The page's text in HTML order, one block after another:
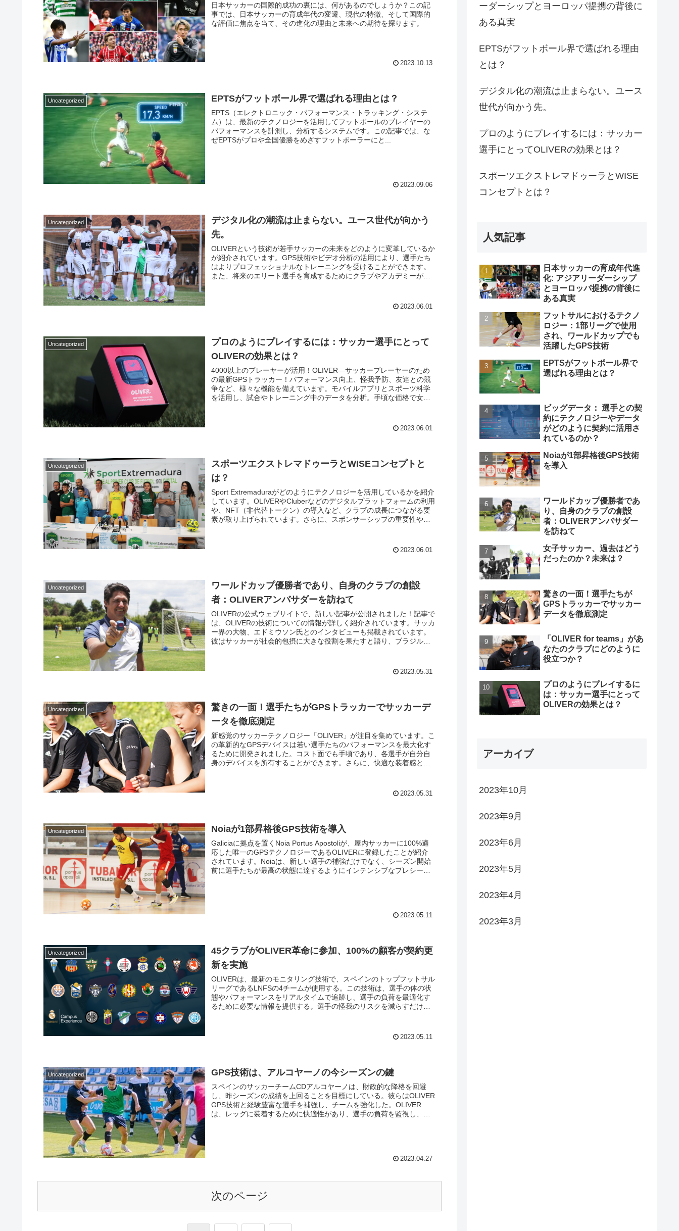
日本サッカーの国際的成功の裏には、何があるのでしょうか？この記
事では、日本サッカーの育成年代の変遷、現代の特徴、そして国際的
な評価に焦点を当て、その進化の理由と未来への期待を探ります。
2023.10.13
Uncategorized EPTSがフットボール界で選ばれる理由とは？
EPTS（エレクトロニック・パフォーマンス・トラッキング・システ
ム）は、最新のテクノロジーを活用してフットボールのプレイヤーの
パフォーマンスを計測し、分析するシステムです。この記事では、な
ぜEPTSがプロや全国優勝をめざすフットボーラーにと...
2023.09.06
Uncategorized
デジタル化の潮流は止まらない。ユース世代が向かう
先。
OLIVERという技術が若手サッカーの未来をどのように変革しているか
が紹介されています。GPS技術やビデオ分析の活用により、選手たち
はよりプロフェッショナルなトレーニングを受けることができます。
また、将来のエリート選手を育成するためにクラブやアカデミーが技
2023.06.01
Uncategorized
プロのようにプレイするには：サッカー選手にとって
OLIVERの効果とは？
4000以上のプレーヤーが活用！OLIVER―サッカープレーヤーのため
の最新GPSトラッカー！パフォーマンス向上、怪我予防、友達との競
争など、様々な機能を備えています。モバイルアプリとスポーツ科学
を活用し、試合やトレーニング中のデータを分析。手頃な価格で女
2023.06.01
Uncategorized
スポーツエクストレマドゥーラとWISEコンセプトと
は？
Sport Extremaduraがどのようにテクノロジーを活用しているかを紹介
しています。OLIVERやCluberなどのデジタルプラットフォームの利用
や、NFT（非代替トークン）の導入など、クラブの成長につながる要
素が取り上げられています。さらに、スポンサーシップの重要性やク
2023.06.01
Uncategorized
ワールドカップ優勝者であり、自身のクラブの創設
者：OLIVERアンバサダーを訪ねて
OLIVERの公式ウェブサイトで、新しい記事が公開されました！記事で
は、OLIVERの技術についての情報が詳しく紹介されています。サッカ
ー界の大物、エドミウソン氏とのインタビューも掲載されています。
彼はサッカーが社会的包摂に大きな役割を果たすと語り、ブラジル代
2023.05.31
Uncategorized
驚きの一面！選手たちがGPSトラッカーでサッカーデ
ータを徹底測定
新感覚のサッカーテクノロジー「OLIVER」が注目を集めています。こ
の革新的なGPSデバイスは若い選手たちのパフォーマンスを最大化す
るために開発されました。コスト面でも手頃であり、各選手が自分自
身のデバイスを所有することができます。さらに、快適な装着感と使
キャンパスエクスペリエンスファンダシオン・レアル・マドリードと
2023.05.31
Uncategorized Noiaが1部昇格後GPS技術を導入
Galiciaに拠点を置くNoia Portus Apostoliが、屋内サッカーに100%適
応した唯一のGPSテクノロジーであるOLIVERに登録したことが紹介
されています。Noiaは、新しい選手の補強だけでなく、シーズン開始
前に選手たちが最高の状態に達するようにインテンシブなプレシーズ
予防に役立ちます。さらに、トレーナーとコーチにとって非常に有用
2023.05.11
Uncategorized
45クラブがOLIVER革命に参加、100%の顧客が契約更
新を実施
OLIVERは、最新のモニタリング技術で、スペインのトップフットサル
リーグであるLNFSの4チームが使用する。この技術は、選手の体の状
態やパフォーマンスをリアルタイムで追跡し、選手の負荷を最適化す
るために必要な情報を提供する。選手の怪我のリスクを減らすだけで
用されており、スポーツ界で必要不可欠な技術となっている。2023.05.11
Uncategorized GPS技術は、アルコヤーノの今シーズンの鍵
スペインのサッカーチームCDアルコヤーノは、財政的な降格を回避
し、昨シーズンの成績を上回ることを目標にしている。彼らはOLIVER
GPS技術と経験豊富な選手を補強し、チームを強化した。OLIVER
は、レッグに装着するために快適性があり、選手の負荷を監視し、ト
2023.04.27
次のページ
ーダーシップとヨーロッパ提携の背後に
ある真実
EPTSがフットボール界で選ばれる理由
とは？
デジタル化の潮流は止まらない。ユース
世代が向かう先。
プロのようにプレイするには：サッカー
選手にとってOLIVERの効果とは？
スポーツエクストレマドゥーラとWISE
コンセプトとは？
人気記事
日本サッカーの育成年代進
化: アジアリーダーシップ
とヨーロッパ提携の背後に
ある真実
フットサルにおけるテクノ
ロジー：1部リーグで使用
され、ワールドカップでも
活躍したGPS技術
EPTSがフットボール界で
選ばれる理由とは？
ビッグデータ： 選手との契
約にテクノロジーやデータ
がどのように契約に活用さ
れているのか？
Noiaが1部昇格後GPS技術
を導入
ワールドカップ優勝者であ
り、自身のクラブの創設
者：OLIVERアンバサダー
を訪ねて
女子サッカー、過去はどう
だったのか？未来は？
驚きの一面！選手たちが
GPSトラッカーでサッカー
データを徹底測定
「OLIVER for teams」があ
なたのクラブにどのように
役立つか？
プロのようにプレイするに
は：サッカー選手にとって
OLIVERの効果とは？
アーカイブ
2023年10月
2023年9月
2023年6月
2023年5月
2023年4月
2023年3月